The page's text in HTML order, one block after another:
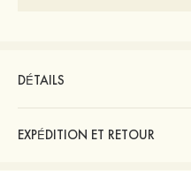
DÉTAILS
EXPÉDITION ET RETOUR